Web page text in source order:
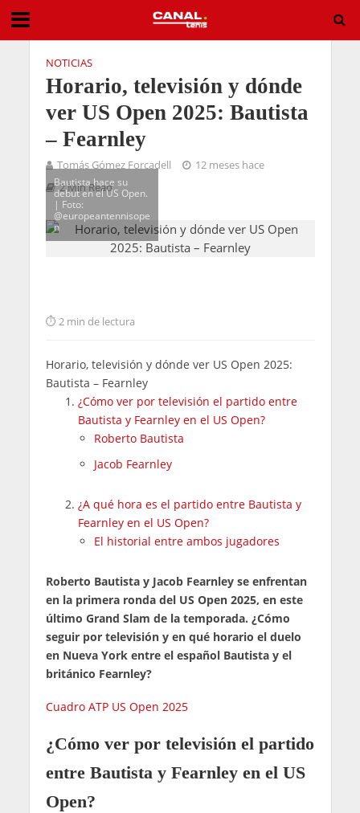
NOTICIAS
Horario, televisión y dónde
ver US Open 2025: Bautista
– Fearnley
Tomás Gómez Forcadell
12 meses hace
2 Min Read
Bautista hace su
debut en el US Open.
| Foto:
@europeantennisope
n
2 min de lectura
Horario, televisión y dónde ver US Open 2025:
Bautista – Fearnley
¿Cómo ver por televisión el partido entre
Bautista y Fearnley en el US Open?
Roberto Bautista
Jacob Fearnley
¿A qué hora es el partido entre Bautista y
Fearnley en el US Open?
El historial entre ambos jugadores
Roberto Bautista y Jacob Fearnley se enfrentan
en la primera ronda del US Open 2025, en este
último Grand Slam de la temporada. ¿Cómo
seguir por televisión y en qué horario el duelo
en Nueva York entre el español Bautista y el
británico Fearnley?
Cuadro ATP US Open 2025
¿Cómo ver por televisión el partido
entre Bautista y Fearnley en el US
Open?